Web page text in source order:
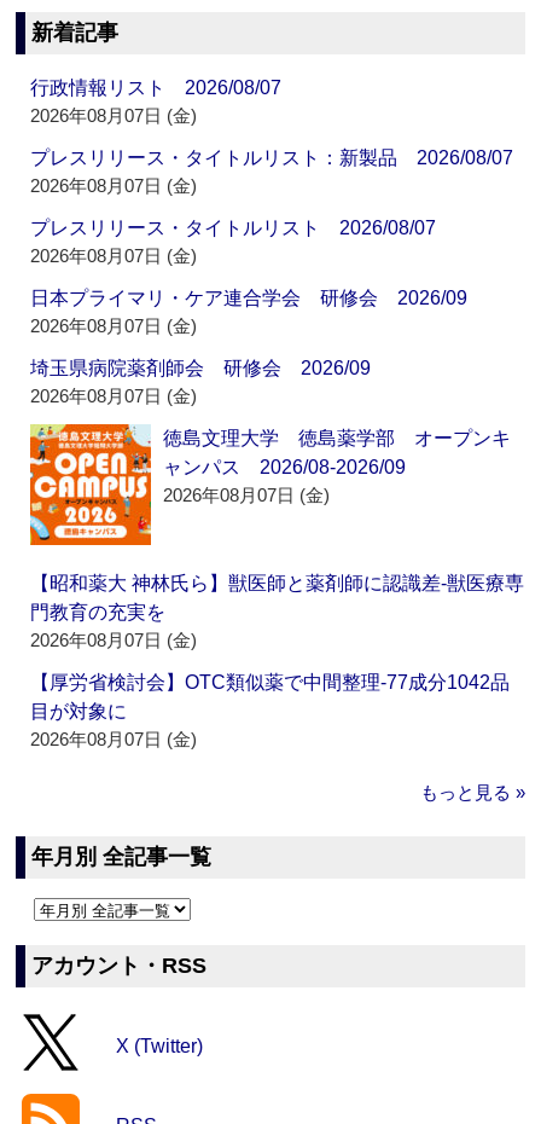
新着記事
行政情報リスト 2026/08/07
2026年08月07日 (金)
プレスリリース・タイトルリスト：新製品 2026/08/07
2026年08月07日 (金)
プレスリリース・タイトルリスト 2026/08/07
2026年08月07日 (金)
日本プライマリ・ケア連合学会 研修会 2026/09
2026年08月07日 (金)
埼玉県病院薬剤師会 研修会 2026/09
2026年08月07日 (金)
徳島文理大学 徳島薬学部 オープンキ
ャンパス 2026/08-2026/09
2026年08月07日 (金)
【昭和薬大 神林氏ら】獣医師と薬剤師に認識差‐獣医療専
門教育の充実を
2026年08月07日 (金)
【厚労省検討会】OTC類似薬で中間整理‐77成分1042品
目が対象に
2026年08月07日 (金)
もっと見る »
年月別 全記事一覧
アカウント・RSS
X (Twitter)